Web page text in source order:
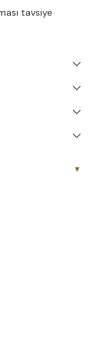
tavsiye
▾